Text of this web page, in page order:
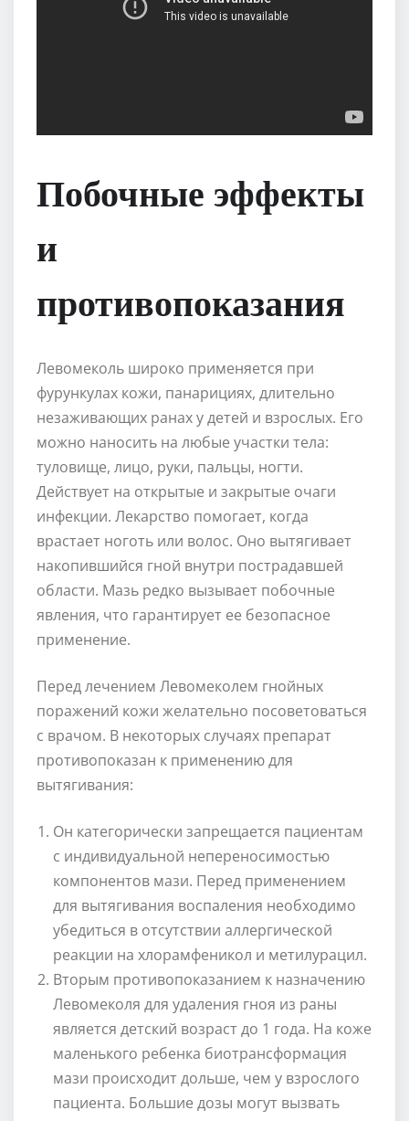
Побочные эффекты
и
противопоказания
Левомеколь широко применяется при
фурункулах кожи, панарициях, длительно
незаживающих ранах у детей и взрослых. Его
можно наносить на любые участки тела:
туловище, лицо, руки, пальцы, ногти.
Действует на открытые и закрытые очаги
инфекции. Лекарство помогает, когда
врастает ноготь или волос. Оно вытягивает
накопившийся гной внутри пострадавшей
области. Мазь редко вызывает побочные
явления, что гарантирует ее безопасное
применение.
Перед лечением Левомеколем гнойных
поражений кожи желательно посоветоваться
с врачом. В некоторых случаях препарат
противопоказан к применению для
вытягивания:
Он категорически запрещается пациентам
с индивидуальной непереносимостью
компонентов мази. Перед применением
для вытягивания воспаления необходимо
убедиться в отсутствии аллергической
реакции на хлорамфеникол и метилурацил.
Вторым противопоказанием к назначению
Левомеколя для удаления гноя из раны
является детский возраст до 1 года. На коже
маленького ребенка биотрансформация
мази происходит дольше, чем у взрослого
пациента. Большие дозы могут вызвать